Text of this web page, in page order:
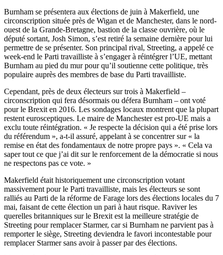
Burnham se présentera aux élections de juin à Makerfield, une
circonscription située près de Wigan et de Manchester, dans le nord-
ouest de la Grande-Bretagne, bastion de la classe ouvrière, où le
député sortant, Josh Simon, s’est retiré la semaine dernière pour lui
permettre de se présenter. Son principal rival, Streeting, a appelé ce
week-end le Parti travailliste à s’engager à réintégrer l’UE, mettant
Burnham au pied du mur pour qu’il soutienne cette politique, très
populaire auprès des membres de base du Parti travailliste.
Cependant, près de deux électeurs sur trois à Makerfield –
circonscription qui fera désormais ou défera Burnham – ont voté
pour le Brexit en 2016. Les sondages locaux montrent que la plupart
restent eurosceptiques. Le maire de Manchester est pro-UE mais a
exclu toute réintégration. « Je respecte la décision qui a été prise lors
du référendum », a-t-il assuré, appelant à se concentrer sur « la
remise en état des fondamentaux de notre propre pays ». « Cela va
saper tout ce que j’ai dit sur le renforcement de la démocratie si nous
ne respectons pas ce vote. »
Makerfield était historiquement une circonscription votant
massivement pour le Parti travailliste, mais les électeurs se sont
ralliés au Parti de la réforme de Farage lors des élections locales du 7
mai, faisant de cette élection un pari à haut risque. Raviver les
querelles britanniques sur le Brexit est la meilleure stratégie de
Streeting pour remplacer Starmer, car si Burnham ne parvient pas à
remporter le siège, Streeting deviendra le favori incontestable pour
remplacer Starmer sans avoir à passer par des élections.